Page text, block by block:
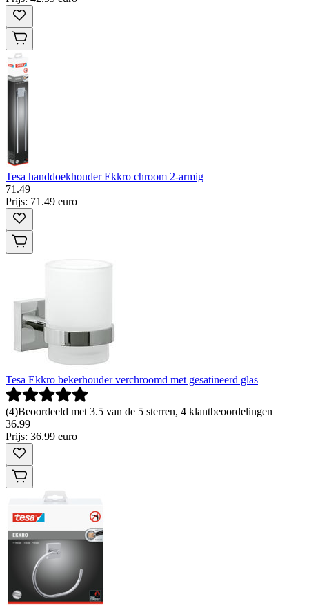
Tesa handdoekhouder Ekkro chroom 2-armig
71 .49
Prijs: 71.49 euro
Tesa Ekkro bekerhouder verchroomd met gesatineerd glas
(4)Beoordeeld met 3.5 van de 5 sterren, 4 klantbeoordelingen
36.99
Prijs: 36.99 euro